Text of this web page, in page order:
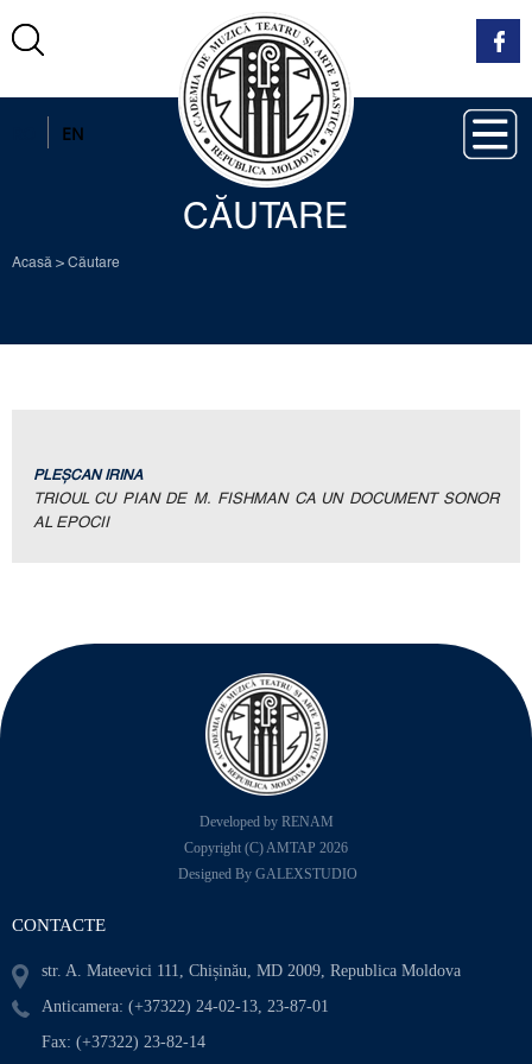
EN
CĂUTARE
Acasă > Căutare
PLEŞCAN IRINA
TRIOUL CU PIAN DE М. FISHMAN CA UN DOCUMENT SONOR
AL EPOCII
Developed by RENAM
Copyright (C) AMTAP 2026
Designed By GALEXSTUDIO
CONTACTE
str. A. Mateevici 111, Chișinău, MD 2009, Republica Moldova
Anticamera: (+37322) 24-02-13, 23-87-01
Fax: (+37322) 23-82-14